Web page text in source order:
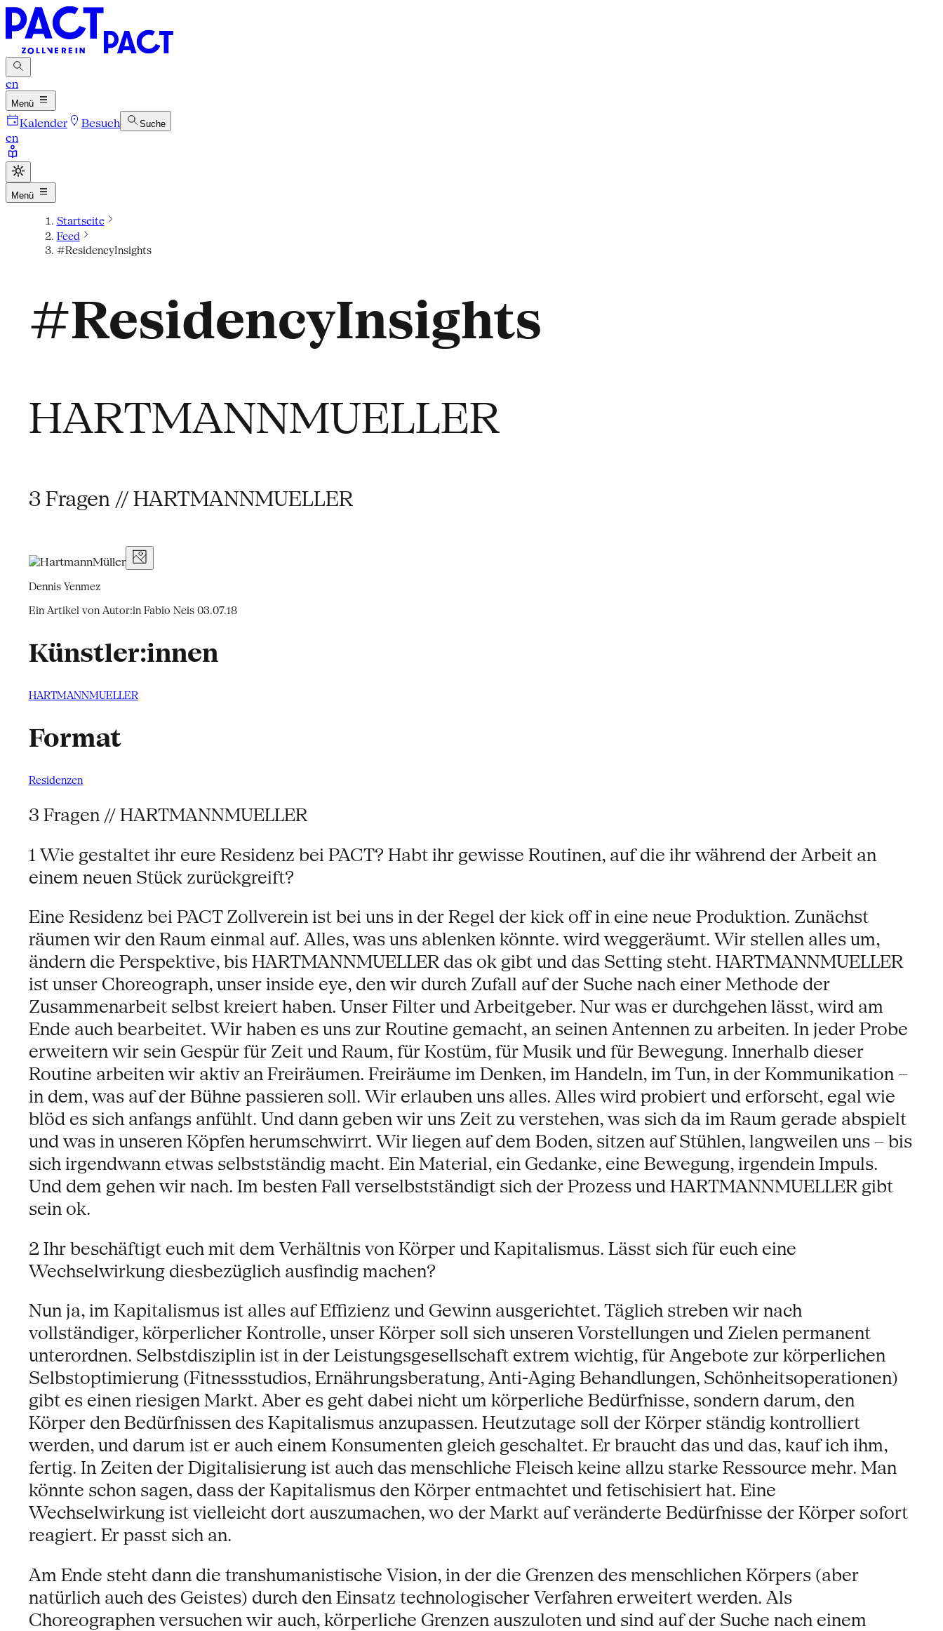
en
Menü
Kalender Besuch Suche
en
Menü
Startseite
Feed
#ResidencyInsights
#ResidencyInsights
HARTMANNMUELLER
3 Fragen // HARTMANNMUELLER
Dennis Yenmez
Ein Artikel von Autor:in Fabio Neis03.07.18
Künstler:innen
HARTMANNMUELLER
Format
Residenzen
3 Fragen // HARTMANNMUELLER
1 Wie gestaltet ihr eure Residenz bei PACT? Habt ihr gewisse Routinen, auf die ihr während der Arbeit an
einem neuen Stück zurückgreift?
Eine Residenz bei PACT Zollverein ist bei uns in der Regel der kick off in eine neue Produktion. Zunächst
räumen wir den Raum einmal auf. Alles, was uns ablenken könnte. wird weggeräumt. Wir stellen alles um,
ändern die Perspektive, bis HARTMANNMUELLER das ok gibt und das Setting steht. HARTMANNMUELLER
ist unser Choreograph, unser inside eye, den wir durch Zufall auf der Suche nach einer Methode der
Zusammenarbeit selbst kreiert haben. Unser Filter und Arbeitgeber. Nur was er durchgehen lässt, wird am
Ende auch bearbeitet. Wir haben es uns zur Routine gemacht, an seinen Antennen zu arbeiten. In jeder Probe
erweitern wir sein Gespür für Zeit und Raum, für Kostüm, für Musik und für Bewegung. Innerhalb dieser
Routine arbeiten wir aktiv an Freiräumen. Freiräume im Denken, im Handeln, im Tun, in der Kommunikation –
in dem, was auf der Bühne passieren soll. Wir erlauben uns alles. Alles wird probiert und erforscht, egal wie
blöd es sich anfangs anfühlt. Und dann geben wir uns Zeit zu verstehen, was sich da im Raum gerade abspielt
und was in unseren Köpfen herumschwirrt. Wir liegen auf dem Boden, sitzen auf Stühlen, langweilen uns – bis
sich irgendwann etwas selbstständig macht. Ein Material, ein Gedanke, eine Bewegung, irgendein Impuls.
Und dem gehen wir nach. Im besten Fall verselbstständigt sich der Prozess und HARTMANNMUELLER gibt
sein ok.
2 Ihr beschäftigt euch mit dem Verhältnis von Körper und Kapitalismus. Lässt sich für euch eine
Wechselwirkung diesbezüglich ausfindig machen?
Nun ja, im Kapitalismus ist alles auf Effizienz und Gewinn ausgerichtet. Täglich streben wir nach
vollständiger, körperlicher Kontrolle, unser Körper soll sich unseren Vorstellungen und Zielen permanent
unterordnen. Selbstdisziplin ist in der Leistungsgesellschaft extrem wichtig, für Angebote zur körperlichen
Selbstoptimierung (Fitnessstudios, Ernährungsberatung, Anti-Aging Behandlungen, Schönheitsoperationen)
gibt es einen riesigen Markt. Aber es geht dabei nicht um körperliche Bedürfnisse, sondern darum, den
Körper den Bedürfnissen des Kapitalismus anzupassen. Heutzutage soll der Körper ständig kontrolliert
werden, und darum ist er auch einem Konsumenten gleich geschaltet. Er braucht das und das, kauf ich ihm,
fertig. In Zeiten der Digitalisierung ist auch das menschliche Fleisch keine allzu starke Ressource mehr. Man
könnte schon sagen, dass der Kapitalismus den Körper entmachtet und fetischisiert hat. Eine
Wechselwirkung ist vielleicht dort auszumachen, wo der Markt auf veränderte Bedürfnisse der Körper sofort
reagiert. Er passt sich an.
Am Ende steht dann die transhumanistische Vision, in der die Grenzen des menschlichen Körpers (aber
natürlich auch des Geistes) durch den Einsatz technologischer Verfahren erweitert werden. Als
Choreographen versuchen wir auch, körperliche Grenzen auszuloten und sind auf der Suche nach einem